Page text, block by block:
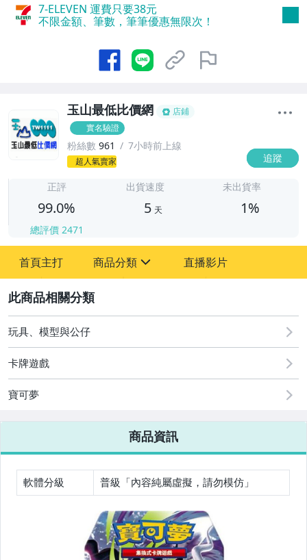
7-ELEVEN 運費只要38元
不限金額、筆數，筆筆優惠無限次！
玉山最低比價網
店鋪
實名驗證
粉絲數 961 7小時前上線
超人氣賣家 追蹤
正評
99.0%
總評價 2471
出貨速度
5 天
未出貨率
1%
首頁主打 商品分類
限時促銷
Meta Oculus Quest 2 VR 頭戴周邊產品
Waterpik 沖牙機&牙線機&口腔保健
Brita 水壺&水瓶&水龍頭&濾芯
Dyson 吸塵器及清淨機 配件
直播影片
玩具、模型與公仔
卡牌遊戲
寶可夢
商品資訊
軟體分級 普級「內容純屬虛擬，請勿模仿」